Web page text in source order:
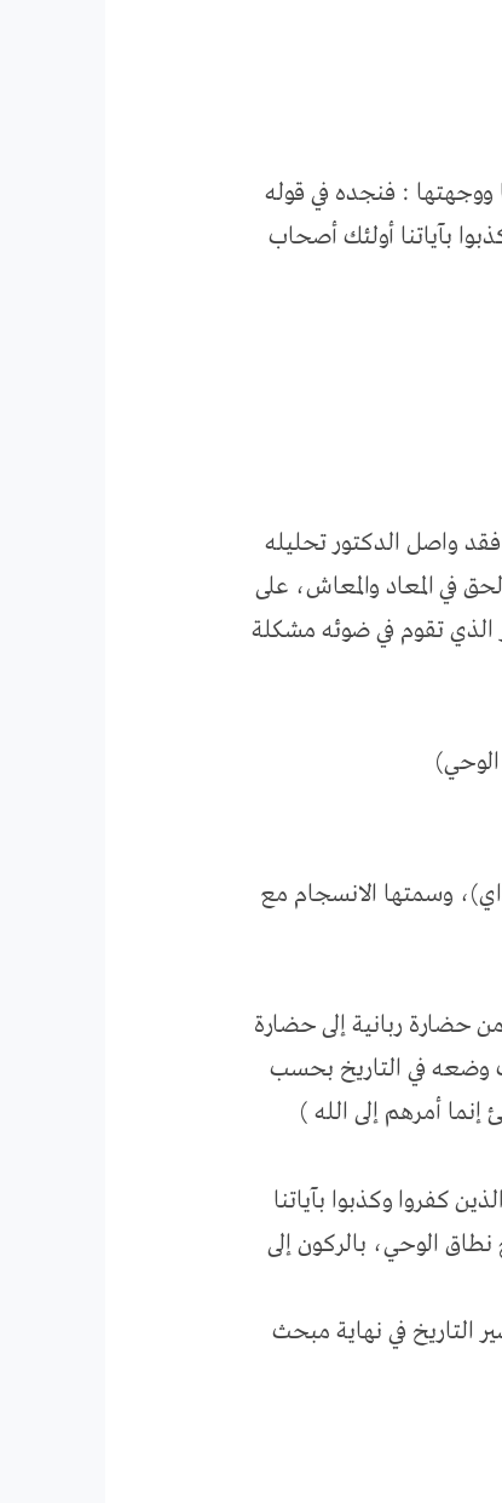
ووجهتها : فنجده في قوله
بآياتنا أولئك أصحاب
واصل الدكتور تحليله
في المعاد والمعاش، على
الذي تقوم في ضوئه مشكلة
وسمتها الانسجام مع
حضارة ربانية إلى حضارة
وضعه في التاريخ بحسب
كفروا وكذبوا بآياتنا
الوحي، بالركون إلى
التاريخ في نهاية مبحث